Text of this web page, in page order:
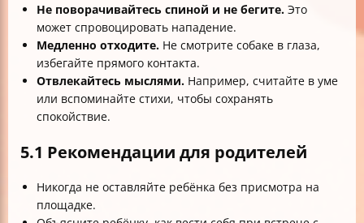
Не поворачивайтесь спиной и не бегите. Это
может спровоцировать нападение.
Медленно отходите. Не смотрите собаке в глаза,
избегайте прямого контакта.
Отвлекайтесь мыслями. Например, считайте в уме
или вспоминайте стихи, чтобы сохранять
спокойствие.
5.1 Рекомендации для родителей
Никогда не оставляйте ребёнка без присмотра на
площадке.